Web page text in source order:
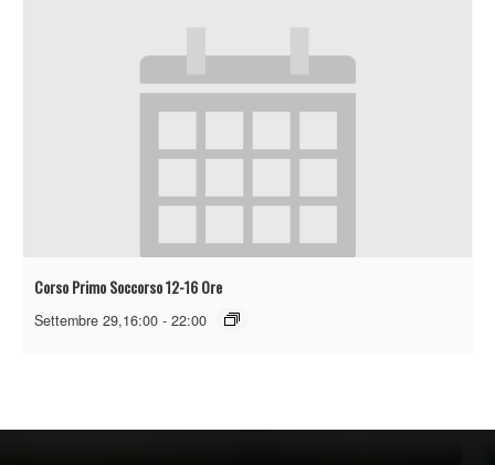
Corso Primo Soccorso 12-16 Ore
Settembre 29,16:00 - 22:00